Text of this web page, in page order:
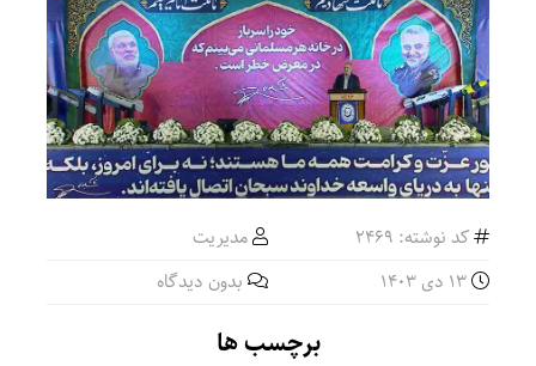
کد نوشته: 2469
مدیریت
بدون دیدگاه
برچسب ها